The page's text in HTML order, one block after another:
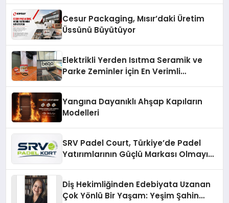
Cesur Packaging, Mısır’daki Üretim
Üssünü Büyütüyor
Elektrikli Yerden Isıtma Seramik ve
Parke Zeminler İçin En Verimli
Yangına Dayanıklı Ahşap Kapıların
Modelleri
SRV Padel Court, Türkiye’de Padel
Yatırımlarının Güçlü Markası Olmayı
Diş Hekimliğinden Edebiyata Uzanan
Çok Yönlü Bir Yaşam: Yeşim Şahin